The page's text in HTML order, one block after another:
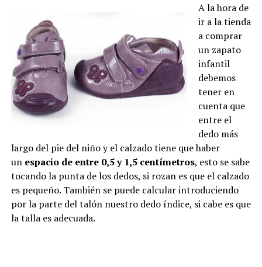
A la hora de
ir a la tienda
a comprar
un zapato
infantil
debemos
tener en
cuenta que
entre el
dedo más
largo del pie del niño y el calzado tiene que haber
un espacio de entre 0,5 y 1,5 centímetros, esto se sabe
tocando la punta de los dedos, si rozan es que el calzado
es pequeño. También se puede calcular introduciendo
por la parte del talón nuestro dedo índice, si cabe es que
la talla es adecuada.